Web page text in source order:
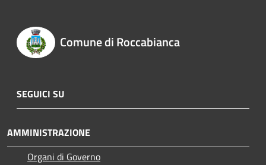
Comune di Roccabianca
SEGUICI SU
AMMINISTRAZIONE
Organi di Governo